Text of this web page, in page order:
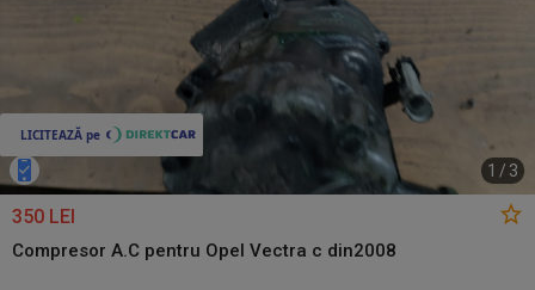
1 / 3
350 LEI
Compresor A.C pentru Opel Vectra c din2008